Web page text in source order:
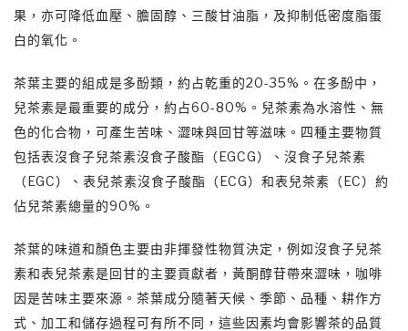
果，亦可降低血壓、膽固醇、三酸甘油脂，及抑制低密度脂蛋
白的氧化。
茶葉主要的組成是多酚類，約占乾重的20-35%。在多酚中，
兒茶素是最重要的成分，約占60-80%。兒茶素為水溶性、無
色的化合物，可產生苦味、澀味與回甘等滋味。四種主要物質
包括表沒食子兒茶素沒食子酸酯（EGCG）、沒食子兒茶素
（EGC）、表兒茶素沒食子酸酯（ECG）和表兒茶素（EC）約
佔兒茶素總量的90%。
茶葉的味道和顏色主要由非揮發性物質決定，例如沒食子兒茶
素和表兒茶素是回甘的主要貢獻者，黃酮醇苷帶來澀味，咖啡
因是苦味主要來源。茶葉成分隨著天候、季節、品種、耕作方
式、加工和儲存過程可有所不同，這些因素均會影響茶的品質